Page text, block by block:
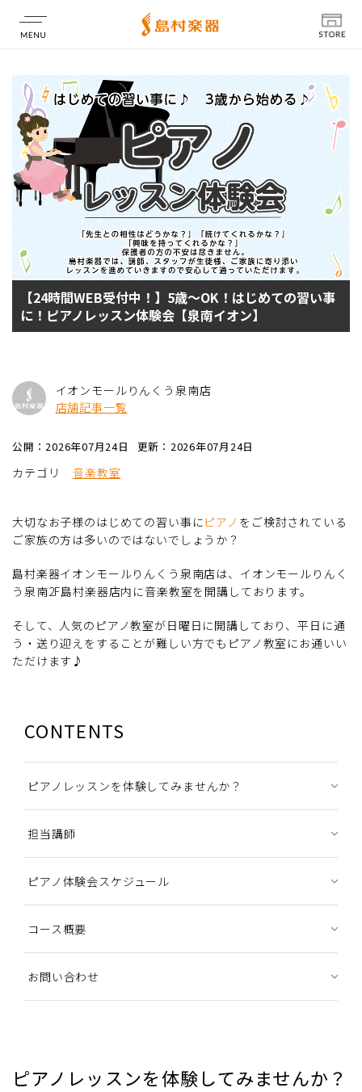
店舗情報
【24時間WEB受付中！】5歳～OK！はじめての習い事
に！ピアノレッスン体験会【泉南イオン】
イオンモールりんくう泉南店
店舗記事一覧
公開：2026年07月24日 更新：2026年07月24日
カテゴリ 音楽教室
大切なお子様のはじめての習い事にピアノ をご検討されている
ご家族の方は多いのではないでしょうか？
島村楽器イオンモールりんくう泉南店は、イオンモールりんく
う泉南2F島村楽器店内に音楽教室を開講しております。
そして、人気のピアノ教室が日曜日に開講しており、平日に通
う・送り迎えをすることが難しい方でもピアノ教室にお通いい
ただけます♪
CONTENTS
ピアノレッスンを体験してみませんか？
担当講師
ピアノ体験会スケジュール
コース概要
お問い合わせ
ピアノレッスンを体験してみませんか？